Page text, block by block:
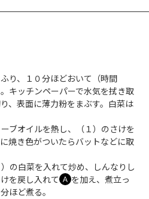
り、１０分ほどおいて（時間
キッチンペーパーで水気を拭き取
、表面に薄力粉をまぶす。白菜は
ブオイルを熱し、（１）のさけを
焼き色がついたらバットなどに取
の白菜を入れて炒め、しんなりし
を戻し入れて Ａ を加え、煮立っ
ほど煮る。